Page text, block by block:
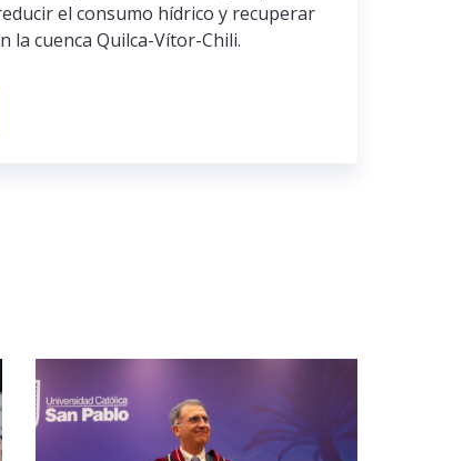
el consumo hídrico y recuperar
la cuenca Quilca-Vítor-Chili.